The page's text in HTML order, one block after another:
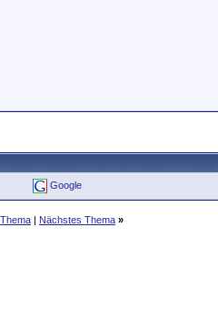
Google
| Nächstes Thema »